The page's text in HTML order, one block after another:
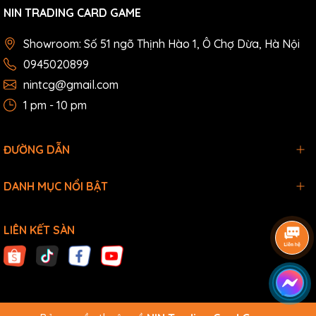
NIN TRADING CARD GAME
Showroom: Số 51 ngõ Thịnh Hào 1, Ô Chợ Dừa, Hà Nội
0945020899
nintcg@gmail.com
1 pm - 10 pm
ĐƯỜNG DẪN
DANH MỤC NỔI BẬT
LIÊN KẾT SÀN